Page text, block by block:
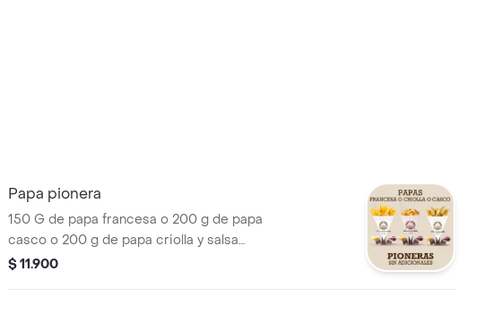
Papa pionera
150 G de papa francesa o 200 g de papa
casco o 200 g de papa criolla y salsa
queso cheddar.
$ 11.900